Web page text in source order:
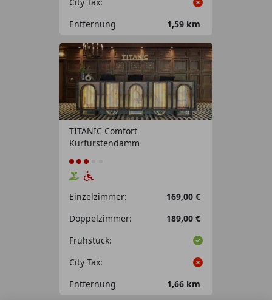
Entfernung
1,59 km
TITANIC Comfort
Kurfürstendamm
Einzelzimmer:
169,00 €
Doppelzimmer:
189,00 €
Frühstück:
City Tax:
Entfernung
1,66 km